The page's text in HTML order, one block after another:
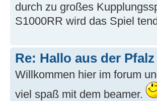
durch zu großes
S1000RR wird das Spiel
Re: Hallo aus der Pfalz
Willkommen hier im forum
viel spaß mit dem beamer.